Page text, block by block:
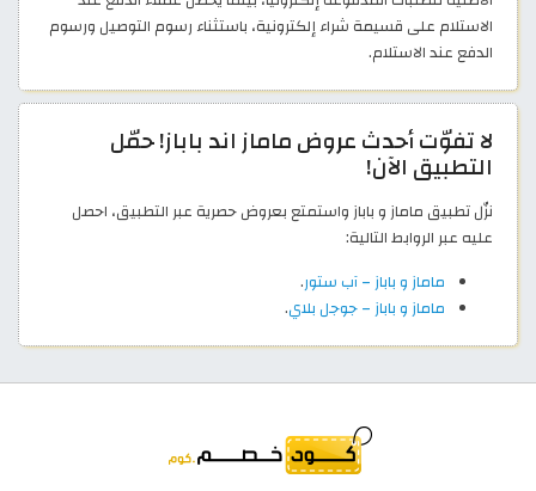
الاستلام على قسيمة شراء إلكترونية، باستثناء رسوم التوصيل ورسوم
الدفع عند الاستلام.
لا تفوّت أحدث عروض ماماز اند باباز! حمّل
التطبيق الآن!
نزّل تطبيق ماماز و باباز واستمتع بعروض حصرية عبر التطبيق، احصل
عليه عبر الروابط التالية:
ماماز و باباز – آب ستور.
ماماز و باباز – جوجل بلاي.